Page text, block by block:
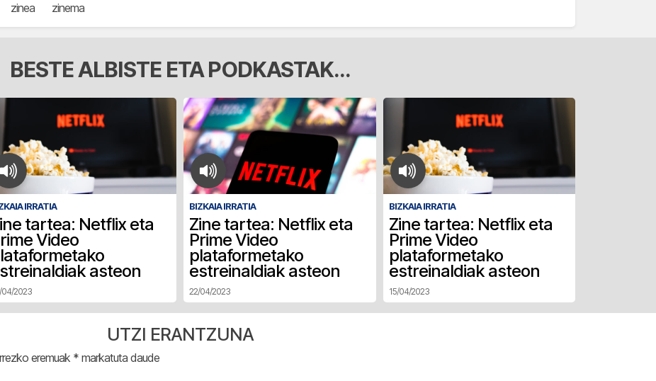
zinea zinema
BESTE ALBISTE ETA PODKASTAK...
IRRATIA
tartea: Netflix eta
Video
asteon
2023
BIZKAIA IRRATIA
Zine tartea: Netflix eta
Prime Video
plataformetako
estreinaldiak asteon
22/04/2023
BIZKAIA IRRATIA
Zine tartea: Netflix eta
Prime Video
plataformetako
estreinaldiak asteon
15/04/2023
UTZI ERANTZUNA
eremuak * markatuta daude